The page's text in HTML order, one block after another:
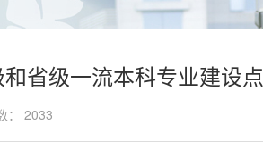
省级一流本科专业建设点
2033